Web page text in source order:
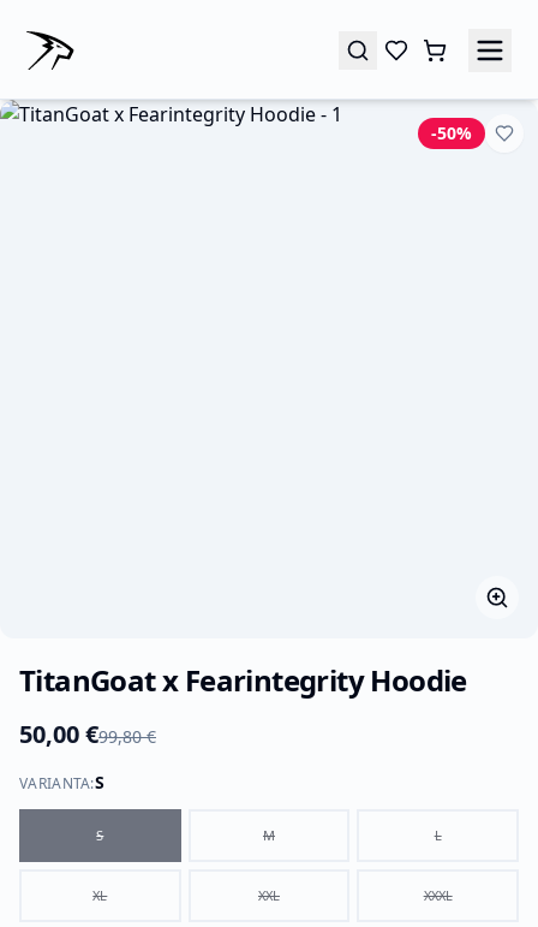
-50%
TitanGoat x Fearintegrity Hoodie
50,00 €99,80 €
VARIANTA:S
S M L
XL XXL XXXL